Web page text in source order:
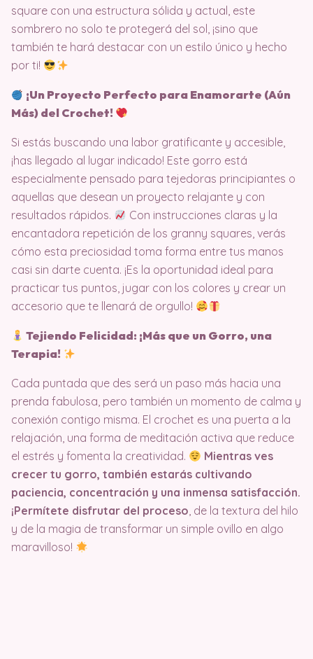
square con una estructura sólida y actual, este
sombrero no solo te protegerá del sol, ¡sino que
también te hará destacar con un estilo único y hecho
por ti!
¡Un Proyecto Perfecto para Enamorarte (Aún
Más) del Crochet!
Si estás buscando una labor gratificante y accesible,
¡has llegado al lugar indicado! Este gorro está
especialmente pensado para tejedoras principiantes o
aquellas que desean un proyecto relajante y con
resultados rápidos.
Con instrucciones claras y la
encantadora repetición de los granny squares, verás
cómo esta preciosidad toma forma entre tus manos
casi sin darte cuenta. ¡Es la oportunidad ideal para
practicar tus puntos, jugar con los colores y crear un
accesorio que te llenará de orgullo!
Tejiendo Felicidad: ¡Más que un Gorro, una
Terapia!
Cada puntada que des será un paso más hacia una
prenda fabulosa, pero también un momento de calma y
conexión contigo misma. El crochet es una puerta a la
relajación, una forma de meditación activa que reduce
el estrés y fomenta la creatividad.
Mientras ves
crecer tu gorro, también estarás cultivando
paciencia, concentración y una inmensa satisfacción.
¡Permítete disfrutar del proceso, de la textura del hilo
y de la magia de transformar un simple ovillo en algo
maravilloso!